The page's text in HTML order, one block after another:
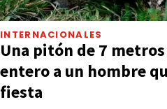
INTERNACIONALES
Una pitón de 7
entero a un hombre
fiesta